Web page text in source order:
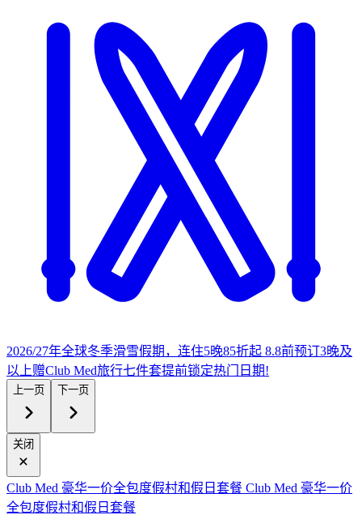
2026/27年全球冬季滑雪假期，连住5晚85折起 8.8前预订3晚及
以上赠Club Med旅行七件套提前锁定热门日期!
上一页 下一页
关闭
Club Med 豪华一价全包度假村和假日套餐 Club Med 豪华一价
全包度假村和假日套餐